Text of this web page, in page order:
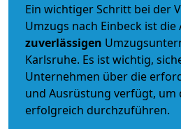
Ein wichtiger Schritt bei der
Umzugs nach Einbeck ist die
zuverlässigen
Karlsruhe. Es ist wichtig,
Unternehmen über die
und Ausrüstung verfügt, um
erfolgreich durchzuführen.